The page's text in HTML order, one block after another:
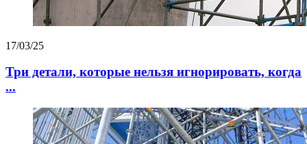
17/03/25
Три детали, которые нельзя игнорировать, когда
...